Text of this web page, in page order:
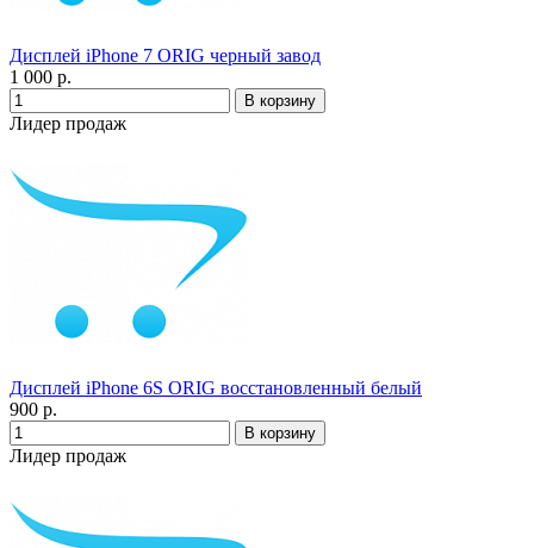
Дисплей iPhone 7 ORIG черный завод
1 000 р.
Лидер продаж
Дисплей iPhone 6S ORIG восстановленный белый
900 р.
Лидер продаж